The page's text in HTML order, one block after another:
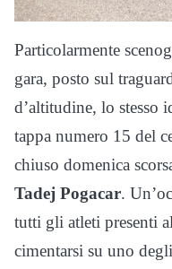
Particolarmente
gara, posto sul
d’altitudine, lo stesso
tappa numero 15 del
chiuso domenica
Tadej Pogacar.
tutti gli atleti presenti
cimentarsi su uno